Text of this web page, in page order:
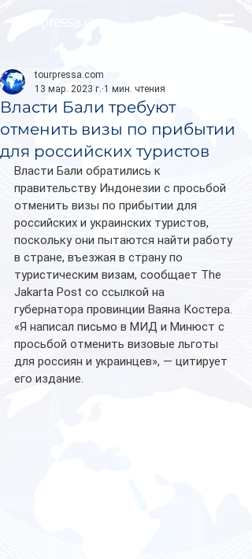
Власти Бали требуют
отменить визы по прибытии
для российских туристов
tourpressa.com
13 мар. 2023 г. 1 мин. чтения
Власти Бали обратились к
правительству Индонезии с просьбой
отменить визы по прибытии для
российских и украинских туристов,
поскольку они пытаются найти работу
в стране, въезжая в страну по
туристическим визам, сообщает The
Jakarta Post со ссылкой на
губернатора провинции Ваяна Костера.
«Я написал письмо в МИД и Минюст с
просьбой отменить визовые льготы
для россиян и украинцев», — цитирует
его издание.